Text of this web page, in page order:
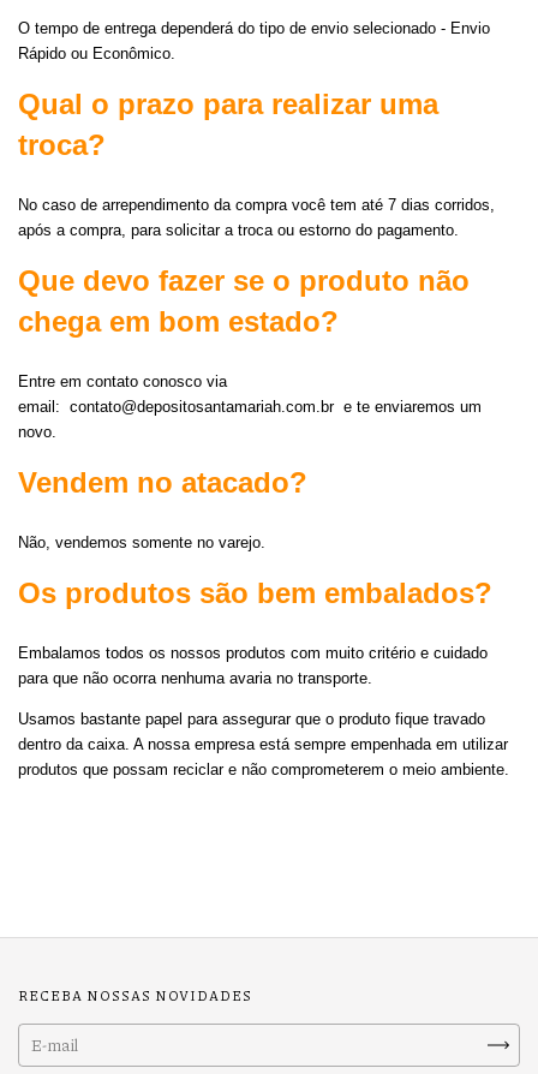
O tempo de entrega dependerá do tipo de envio selecionado - Envio
Rápido ou Econômico.
Qual o prazo para realizar uma
troca?
No caso de arrependimento da compra você tem até 7 dias corridos,
após a compra, para solicitar a troca ou estorno do pagamento.
Que devo fazer se o produto não
chega em bom estado?
Entre em contato conosco via
email: contato@depositosantamariah.com.br e te enviaremos um
novo.
Vendem no atacado?
Não, vendemos somente no varejo.
Os produtos são bem embalados?
Embalamos todos os nossos produtos com muito critério e cuidado
para que não ocorra nenhuma avaria no transporte.
Usamos bastante papel para assegurar que o produto fique travado
dentro da caixa. A nossa empresa está sempre empenhada em utilizar
produtos que possam reciclar e não comprometerem o meio ambiente.
RECEBA NOSSAS NOVIDADES